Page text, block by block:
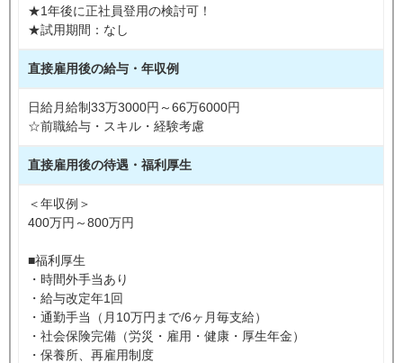
★1年後に正社員登用の検討可！
★試用期間：なし
直接雇用後の給与・年収例
日給月給制33万3000円～66万6000円
☆前職給与・スキル・経験考慮
直接雇用後の待遇・福利厚生
＜年収例＞
400万円～800万円
■福利厚生
・時間外手当あり
・給与改定年1回
・通勤手当（月10万円まで/6ヶ月毎支給）
・社会保険完備（労災・雇用・健康・厚生年金）
・保養所、再雇用制度